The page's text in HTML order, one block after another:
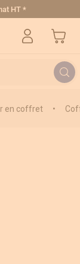
HT *
Mon
en coffret •